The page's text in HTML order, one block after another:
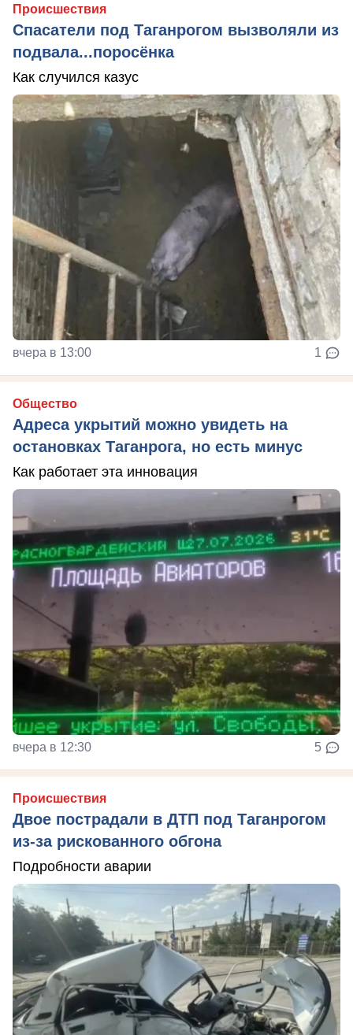
Происшествия
Спасатели под Таганрогом вызволяли из
подвала...поросёнка
Как случился казус
вчера в 13:00 1
Общество
Адреса укрытий можно увидеть на
остановках Таганрога, но есть минус
Как работает эта инновация
вчера в 12:30 5
Происшествия
Двое пострадали в ДТП под Таганрогом
из-за рискованного обгона
Подробности аварии